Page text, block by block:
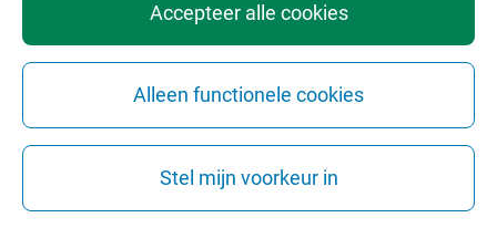
16 september 2026
Promotie J. Rodenberg
Accepteer alle cookies
Alleen functionele cookies
Stel mijn voorkeur in